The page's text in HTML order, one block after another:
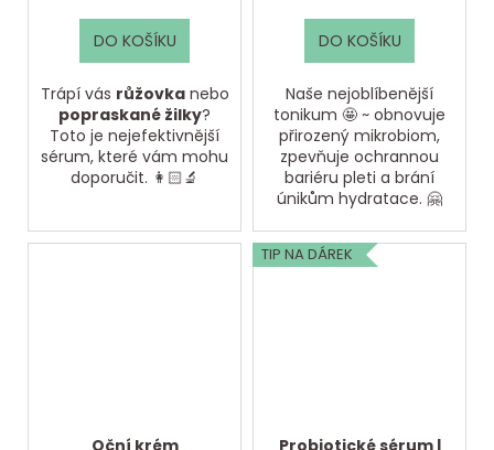
DO KOŠÍKU
Trápí vás růžovkanebo
popraskané žilky?
Toto je nejefektivnější
sérum, které vám mohu
doporučit. 👩🏻‍🔬
DO KOŠÍKU
Naše nejoblíbenější
tonikum 🤩 ~ obnovuje
přirozený mikrobiom,
zpevňuje ochrannou
bariéru pleti a brání
únikům hydratace. 🤗
Oční krém
TIP NA DÁREK
Probiotické sérum |